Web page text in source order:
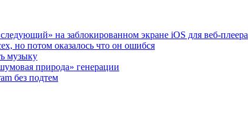
на заблокированном экране iOS для веб‑плеера
но потом оказалось что он ошибся
музыку
природа» генерации
без подтем